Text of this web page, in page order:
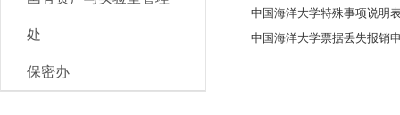
处
保密办
中国海洋大学特殊事项说明
中国海洋大学票据丢失报销